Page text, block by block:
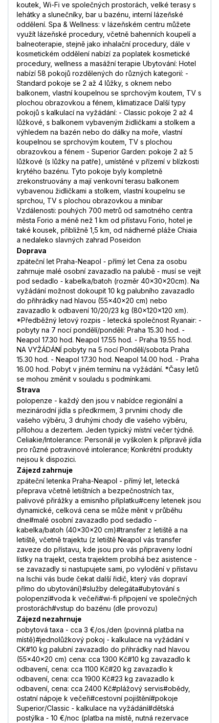
koutek, Wi-Fi ve společných prostorách, velké terasy s
lehátky a slunečníky, bar u bazénu, interní lázeňské
oddělení. Spa & Wellness: v lázeňském centru můžete
využít lázeňské procedury, včetně bahenních koupelí a
balneoterapie, stejně jako inhalační procedury, dále v
kosmetickém oddělení nabízí za poplatek kosmetické
procedury, wellness a masážní terapie Ubytování: Hotel
nabízí 58 pokojů rozdělených do různých kategorií: -
Standard pokoje se 2 až 4 lůžky, s oknem nebo
balkonem, vlastní koupelnou se sprchovým koutem, TV s
plochou obrazovkou a fénem, klimatizace Další typy
pokojů s kalkulací na vyžádání: - Classic pokoje 2 až 4
lůžkové, s balkonem vybaveným židličkami a stolkem a
výhledem na bazén nebo do dálky na moře, vlastní
koupelnou se sprchovým koutem, TV s plochou
obrazovkou a fénem - Superior Garden: pokoje 2 až 5
lůžkové (s lůžky na patře), umístěné v přízemí v blízkosti
krytého bazénu. Tyto pokoje byly kompletně
zrekonstruovány a mají venkovní terasu balkonem
vybavenou židličkami a stolkem, vlastní koupelnu se
sprchou, TV s plochou obrazovkou a minibar
Vzdálenosti: pouhých 700 metrů od samotného centra
města Forio a méně než 1 km od přístavu Forio, hotel je
také kousek, přibližně 1,5 km, od nádherné pláže Chiaia
a nedaleko slavných zahrad Poseidon
Doprava
zpáteční let Praha-Neapol - přímý let Cena za osobu
zahrnuje malé osobní zavazadlo na palubě - musí se vejít
pod sedadlo - kabelka/batoh (rozměr 40x30x20cm). Na
vyžádání možnost dokoupit 10 kg palubního zavazadlo
do přihrádky nad hlavou (55x40x20 cm) nebo
zavazadlo k odbavení 10/20/23 kg (80x120x120 xm).
*Předběžný letový rozpis - letecká společnost Ryanair: -
pobyty na 7 nocí pondělí/pondělí: Praha 15.30 hod. -
Neapol 17.30 hod. Neapol 17.55 hod. - Praha 19.55 hod.
NA VYŽÁDÁNÍ pobyty na 5 nocí Pondělí/sobota Praha
15.30 hod. - Neapol 17.30 hod. Neapol 14.00 hod. - Praha
16.00 hod. Pobyt v jiném termínu na vyžádání. *Časy letů
se mohou změnit v souladu s podmínkami.
Strava
polopenze - každý den jsou v nabídce regionální a
mezinárodní jídla s předkrmem, 3 prvními chody dle
vašeho výběru, 3 druhými chody dle vašeho výběru,
přílohou a dezertem. Jeden typický místní večer týdně.
Celiakie/Intolerance: Personál je vyškolen k přípravě jídla
pro různé potravinové intolerance; Konkrétní produkty
nejsou k dispozici.
Zájezd zahrnuje
zpáteční letenka Praha-Neapol - přímý let, letecká
přeprava včetně letištních a bezpečnostních tax,
palivové přirážky a emisního příplatku#ceny letenek jsou
dynamické, celková cena se může měnit v průběhu
dne#malé osobní zavazadlo pod sedadlo -
kabelka/batoh (40x30x20 cm)#transfer z letiště a na
letiště, včetně trajektu (z letiště Neapol vás transfer
zaveze do přístavu, kde jsou pro vás připraveny lodní
lístky na trajekt, cesta trajektem probíhá bez asistence -
se zavazadly si nastupujete sami, po vylodění v přístavu
na Ischii vás bude čekat další řidič, který vás dopraví
přímo do ubytování)#služby delegáta#ubytování s
polopenzí#voda k večeři#wi-fi připojení ve společných
prostorách#vstup do bazénu (dle provozu)
Zájezd nezahrnuje
pobytová taxa - cca 3 €/os./den (povinná platba na
místě)#jednolůžkový pokoj - kalkulace na vyžádání v
CK#10 kg palubní zavazadlo do přihrádky nad hlavou
(55×40×20 cm) cena: cca 1300 Kč#10 kg zavazadlo k
odbavení, cena: cca 1100 Kč#20 kg zavazadlo k
odbavení, cena: cca 1900 Kč#23 kg zavazadlo k
odbavení, cena: cca 2400 Kč#plážový servis#obědy,
ostatní nápoje k večeři#cestovní pojištění#pokoje
Superior/Classic - kalkulace na vyžádání#dětská
postýlka - 10 €/noc (platba na místě, nutná rezervace